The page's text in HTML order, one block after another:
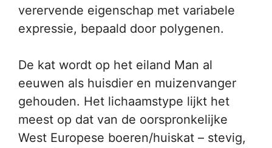
verervende eigenschap met variabele
expressie, bepaald door polygenen.
De kat wordt op het eiland Man al
eeuwen als huisdier en muizenvanger
gehouden. Het lichaamstype lijkt het
meest op dat van de oorspronkelijke
West Europese boeren/huiskat – stevig,